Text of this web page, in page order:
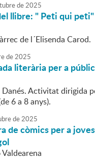
de2025
llibre: " Peti qui
de l´Elisenda Carod.
de2025
literària per a
Danés. Activitat dirigida
6 a 8 anys).
de2025
de còmics per a